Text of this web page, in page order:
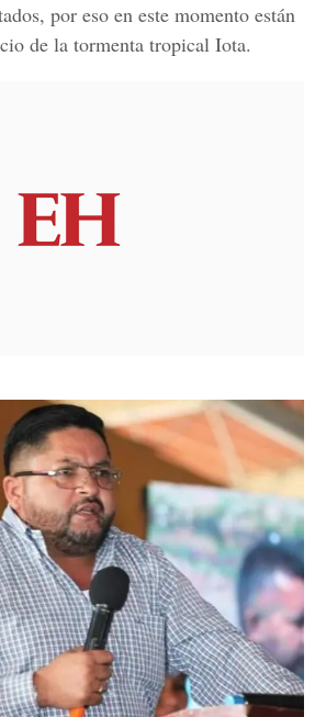
por eso en este momento están
de la tormenta tropical Iota.